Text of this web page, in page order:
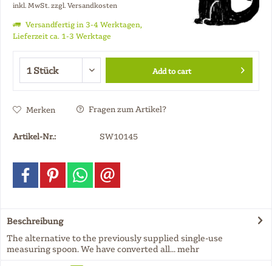
inkl. MwSt. zzgl. Versandkosten
Versandfertig in 3-4 Werktagen,
Lieferzeit ca. 1-3 Werktage
Add to cart
Merken Fragen zum Artikel?
Artikel-Nr.: SW10145
Beschreibung
The alternative to the previously supplied single-use
measuring spoon. We have converted all...mehr